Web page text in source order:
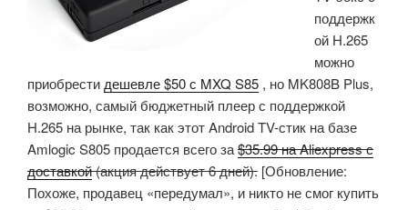
$50»
поддержк
ой H.265
можно
приобрести дешевле $50 с MXQ S85 , но MK808B Plus,
возможно, самый бюджетный плеер с поддержкой
H.265 на рынке, так как этот Android TV-стик на базе
Amlogic S805 продается всего за$35.99 на Aliexpress с
доставкой(акция действует 6 дней). [Обновление:
Похоже, продавец «передумал», и никто не смог купить